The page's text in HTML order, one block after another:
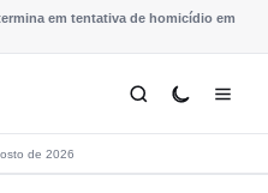
em tentativa de homicídio em
de 2026